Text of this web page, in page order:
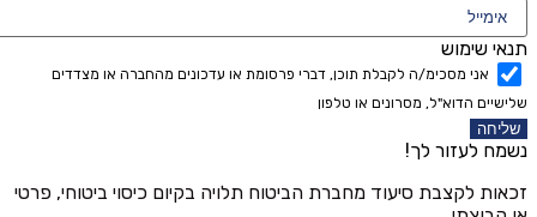
תנאי שימוש
אני מסכימ/ה לקבלת תוכן, דברי פרסומת או עדכונים מהחברה או מצדדים
שלישיים הדוא"ל, מסרונים או טלפון
שליחה
נשמח לעזור לך!
זכאות לקצבת סיעוד מחברת הביטוח תלויה בקיום כיסוי ביטוחי, פרטי